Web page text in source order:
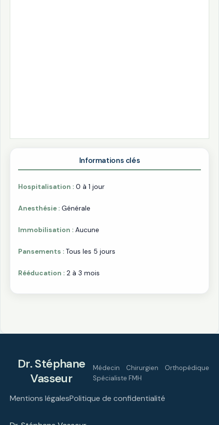
Informations clés
Hospitalisation : 0 à 1 jour
Anesthésie : Générale
Immobilisation : Aucune
Pansements : Tous les 5 jours
Rééducation : 2 à 3 mois
Dr. Stéphane
Vasseur
Médecin Chirurgien Orthopédique
Spécialiste FMH
Mentions légalesPolitique de confidentialité